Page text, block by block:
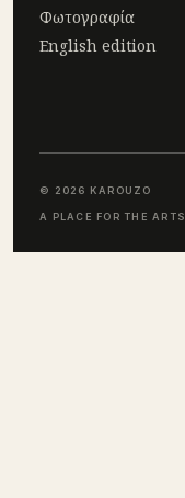
Φωτογραφία
English edition
© 2026 KAROUZO
A PLACE FOR THE ARTS